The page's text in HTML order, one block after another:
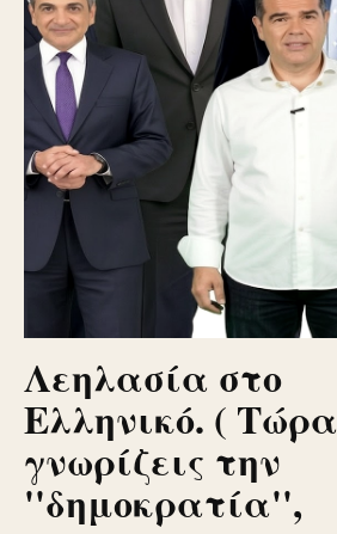
Λεηλασία στο
Ελληνικό. ( Τώρα
γνωρίζεις την
''δημοκρατία'',